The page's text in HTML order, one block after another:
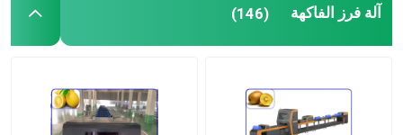
آلة فرز المكسرات
آلة قصف البقان
آلة فرز الفاكهة (146)